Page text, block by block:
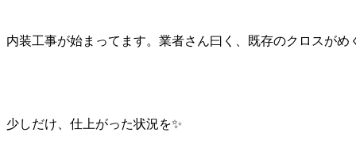
内装工事が始まってます。業者さん曰く、既存のクロスがめ
少しだけ、仕上がった状況を✨